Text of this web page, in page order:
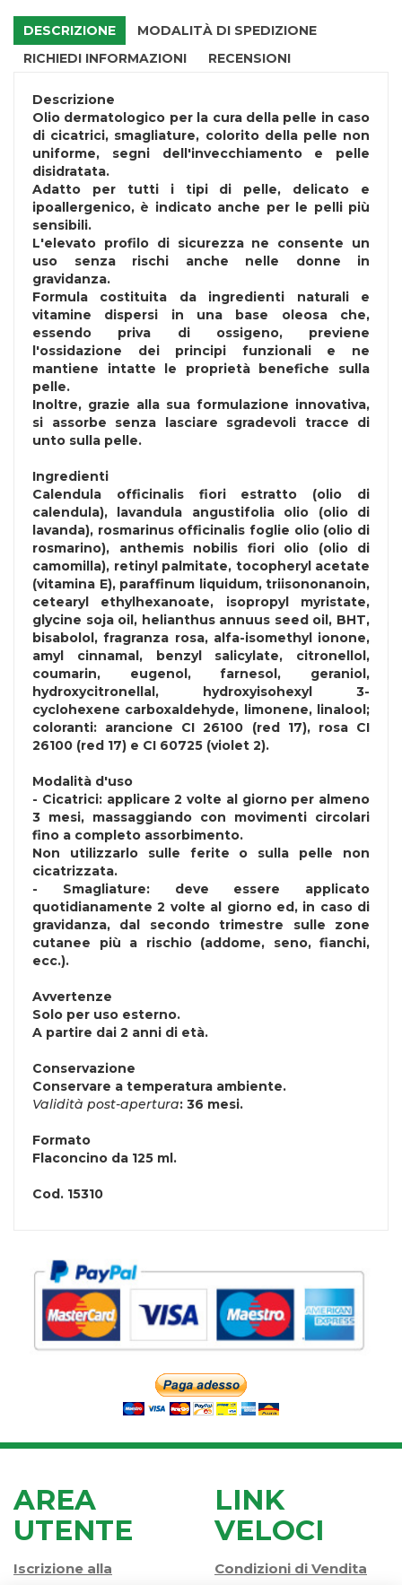
DESCRIZIONE
MODALITÀ DI SPEDIZIONE
RICHIEDI INFORMAZIONI
RECENSIONI
Descrizione
Olio dermatologico per la cura della pelle in caso
di cicatrici, smagliature, colorito della pelle non
uniforme, segni dell'invecchiamento e pelle
disidratata.
Adatto per tutti i tipi di pelle, delicato e
ipoallergenico, è indicato anche per le pelli più
sensibili.
L'elevato profilo di sicurezza ne consente un
uso senza rischi anche nelle donne in
gravidanza.
Formula costituita da ingredienti naturali e
vitamine dispersi in una base oleosa che,
essendo priva di ossigeno, previene
l'ossidazione dei principi funzionali e ne
mantiene intatte le proprietà benefiche sulla
pelle.
Inoltre, grazie alla sua formulazione innovativa,
si assorbe senza lasciare sgradevoli tracce di
unto sulla pelle.
Ingredienti
Calendula officinalis fiori estratto (olio di
calendula), lavandula angustifolia olio (olio di
lavanda), rosmarinus officinalis foglie olio (olio di
rosmarino), anthemis nobilis fiori olio (olio di
camomilla), retinyl palmitate, tocopheryl acetate
(vitamina E), paraffinum liquidum, triisononanoin,
cetearyl ethylhexanoate, isopropyl myristate,
glycine soja oil, helianthus annuus seed oil, BHT,
bisabolol, fragranza rosa, alfa-isomethyl ionone,
amyl cinnamal, benzyl salicylate, citronellol,
coumarin, eugenol, farnesol, geraniol,
hydroxycitronellal, hydroxyisohexyl 3-
cyclohexene carboxaldehyde, limonene, linalool;
coloranti: arancione CI 26100 (red 17), rosa CI
26100 (red 17) e CI 60725 (violet 2).
Modalità d'uso
- Cicatrici:applicare 2 volte al giorno per almeno
3 mesi, massaggiando con movimenti circolari
fino a completo assorbimento.
Non utilizzarlo sulle ferite o sulla pelle non
cicatrizzata.
- Smagliature:deve essere applicato
quotidianamente 2 volte al giorno ed, in caso di
gravidanza, dal secondo trimestre sulle zone
cutanee più a rischio (addome, seno, fianchi,
ecc.).
Avvertenze
Solo per uso esterno.
A partire dai 2 anni di età.
Conservazione
Conservare a temperatura ambiente.
Validità post-apertura: 36 mesi.
Formato
Flaconcino da 125 ml.
Cod. 15310
AREA
UTENTE
Iscrizione alla
LINK
VELOCI
Condizioni di Vendita